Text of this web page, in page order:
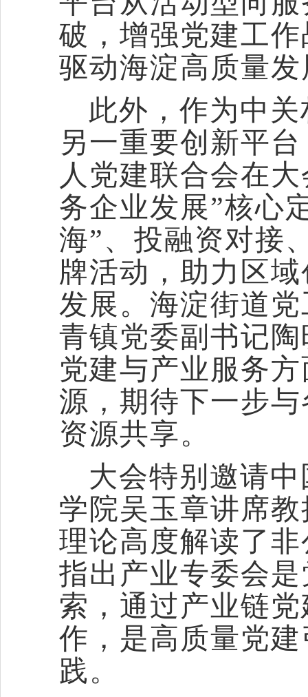
破，增强党建工
驱动海淀高质量
此外，作为中
另一重要创新平
人党建联合会在
务企业发展”核心
海”、投融资对接
牌活动，助力区
发展。海淀街道
青镇党委副书记
党建与产业服务
源，期待下一步
资源共享。
大会特别邀请
学院吴玉章讲席
理论高度解读了
指出产业专委会
索，通过产业链
作，是高质量党
践。